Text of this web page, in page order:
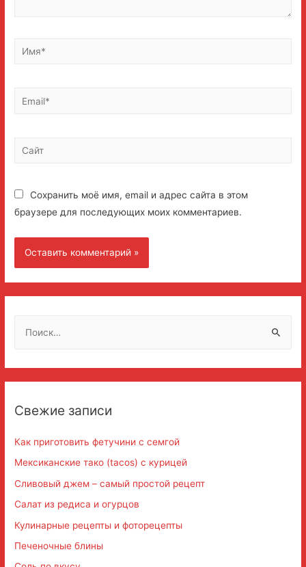
Имя*
Email*
Сайт
Сохранить моё имя, email и адрес сайта в этом
браузере для последующих моих комментариев.
:Свежие записи
Как приготовить фетучини с семгой
Мексиканские тако (tacos) с курицей
Сливовый джем – самый простой рецепт
Салат из редиса и огурцов
Кулинарные рецепты и фоторецепты
Печеночные блины